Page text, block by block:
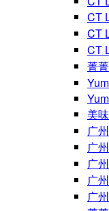
CT
CT
CT
菁
美
广
广
广
广
广